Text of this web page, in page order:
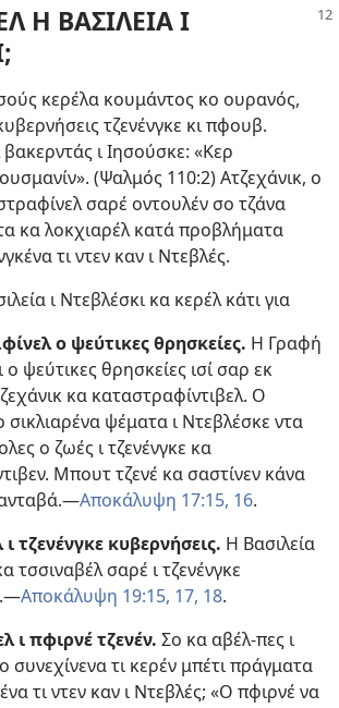
Η ΒΑΣΙΛΕΙΑ Ι
κερέλα κουμάντος κο ουρανός,
τζενένγκε κι πφουβ.
ι Ιησούσκε: «Κερ
(Ψαλμός 110:2) Ατζεχάνικ, ο
σαρέ οντουλέν σο τζάνα
κα λοκχιαρέλ κατά προβλήματα
τι ντεν καν ι Ντεβλές.
ι Ντεβλέσκι κα κερέλ κάτι για
ο ψεύτικες θρησκείες. Η Γραφή
ο ψεύτικες θρησκείες ισί σαρ εκ
κα καταστραφίντιβελ. Ο
σικλιαρένα ψέματα ι Ντεβλέσκε ντα
ο ζωές ι τζενένγκε κα
Μπουτ τζενέ κα σαστίνεν κάνα
Αποκάλυψη 17:​15, 16.
ι τζενένγκε κυβερνήσεις. Η Βασιλεία
τσσιναβέλ σαρέ ι τζενένγκε
Αποκάλυψη 19:​15, 17, 18.
ι πφιρνέ τζενέν. Σο κα αβέλ-πες ι
συνεχίνενα τι κερέν μπέτι πράγματα
τι ντεν καν ι Ντεβλές; «Ο πφιρνέ να